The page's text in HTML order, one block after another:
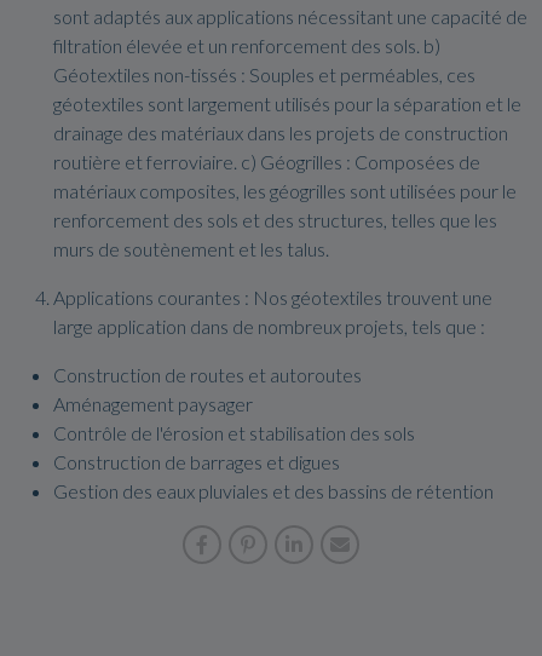
sont adaptés aux applications nécessitant une capacité de
filtration élevée et un renforcement des sols. b)
Géotextiles non-tissés : Souples et perméables, ces
géotextiles sont largement utilisés pour la séparation et le
drainage des matériaux dans les projets de construction
routière et ferroviaire. c) Géogrilles : Composées de
matériaux composites, les géogrilles sont utilisées pour le
renforcement des sols et des structures, telles que les
murs de soutènement et les talus.
Applications courantes : Nos géotextiles trouvent une
large application dans de nombreux projets, tels que :
Construction de routes et autoroutes
Aménagement paysager
Contrôle de l'érosion et stabilisation des sols
Construction de barrages et digues
Gestion des eaux pluviales et des bassins de rétention